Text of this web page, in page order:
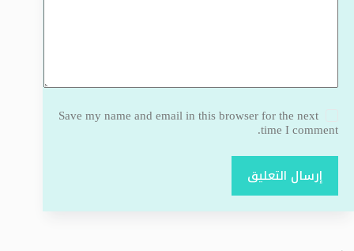
Save my name and email in this browser for the next
time I comment.
إرسال التعليق